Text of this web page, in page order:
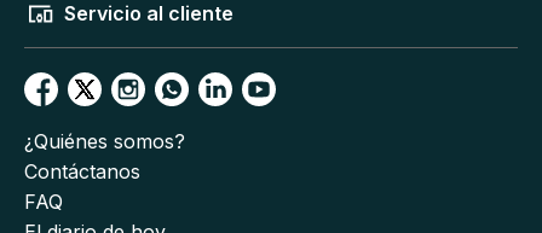
Servicio al cliente
¿Quiénes somos?
Contáctanos
FAQ